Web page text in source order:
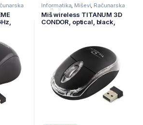
Informatika, Miševi, Računarska
periferija
Miš wireless TITANUM 3D
CONDOR, optical, black,